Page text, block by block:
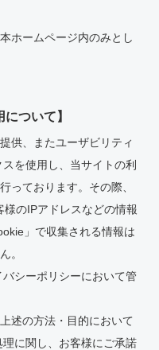
ホームページ内のみとし
ついて】
供、またユーザビリティ
を使用し、当サイトの利
っております。その際、
様のIPアドレスなどの情報
」で収集される情報は
。
シーポリシーにおいて管
述の方法・目的において
に関し、お客様にご承諾